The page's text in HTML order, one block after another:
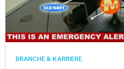
BRANCHE & KARRIERE